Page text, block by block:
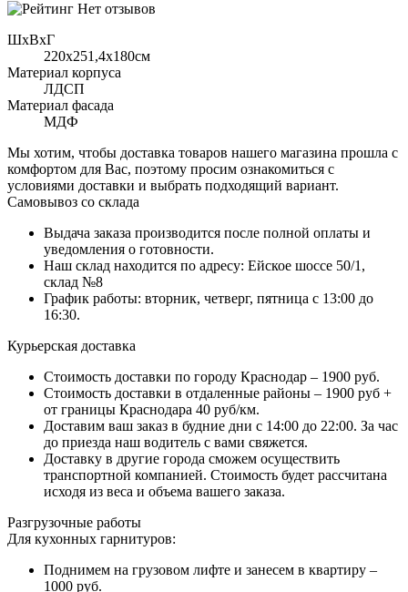
Нет отзывов
ШхВхГ
220x251,4х180см
Материал корпуса
ЛДСП
Материал фасада
МДФ
Мы хотим, чтобы доставка товаров нашего магазина прошла с
комфортом для Вас, поэтому просим ознакомиться с
условиями доставки и выбрать подходящий вариант.
Самовывоз со склада
Выдача заказа производится после полной оплаты и
уведомления о готовности.
Наш склад находится по адресу: Ейское шоссе 50/1,
склад №8
График работы: вторник, четверг, пятница с 13:00 до
16:30.
Курьерская доставка
Стоимость доставки по городу Краснодар – 1900 руб.
Стоимость доставки в отдаленные районы – 1900 руб +
от границы Краснодара 40 руб/км.
Доставим ваш заказ в будние дни с 14:00 до 22:00. За час
до приезда наш водитель с вами свяжется.
Доставку в другие города сможем осуществить
транспортной компанией. Стоимость будет рассчитана
исходя из веса и объема вашего заказа.
Разгрузочные работы
Для кухонных гарнитуров:
Поднимем на грузовом лифте и занесем в квартиру –
1000 руб.